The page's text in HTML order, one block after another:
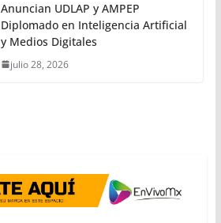
Anuncian UDLAP y AMPEP
Diplomado en Inteligencia Artificial
y Medios Digitales
julio 28, 2026